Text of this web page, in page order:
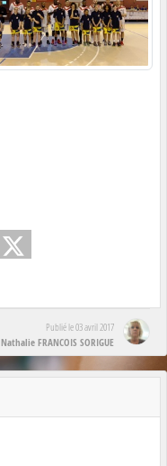
Publié le03 avril 2017
Nathalie FRANCOIS SORIGUE